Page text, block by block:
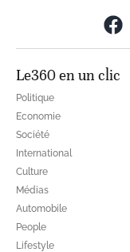
Le360 en un clic
Politique
Economie
Société
International
Culture
Médias
Automobile
People
Lifestyle